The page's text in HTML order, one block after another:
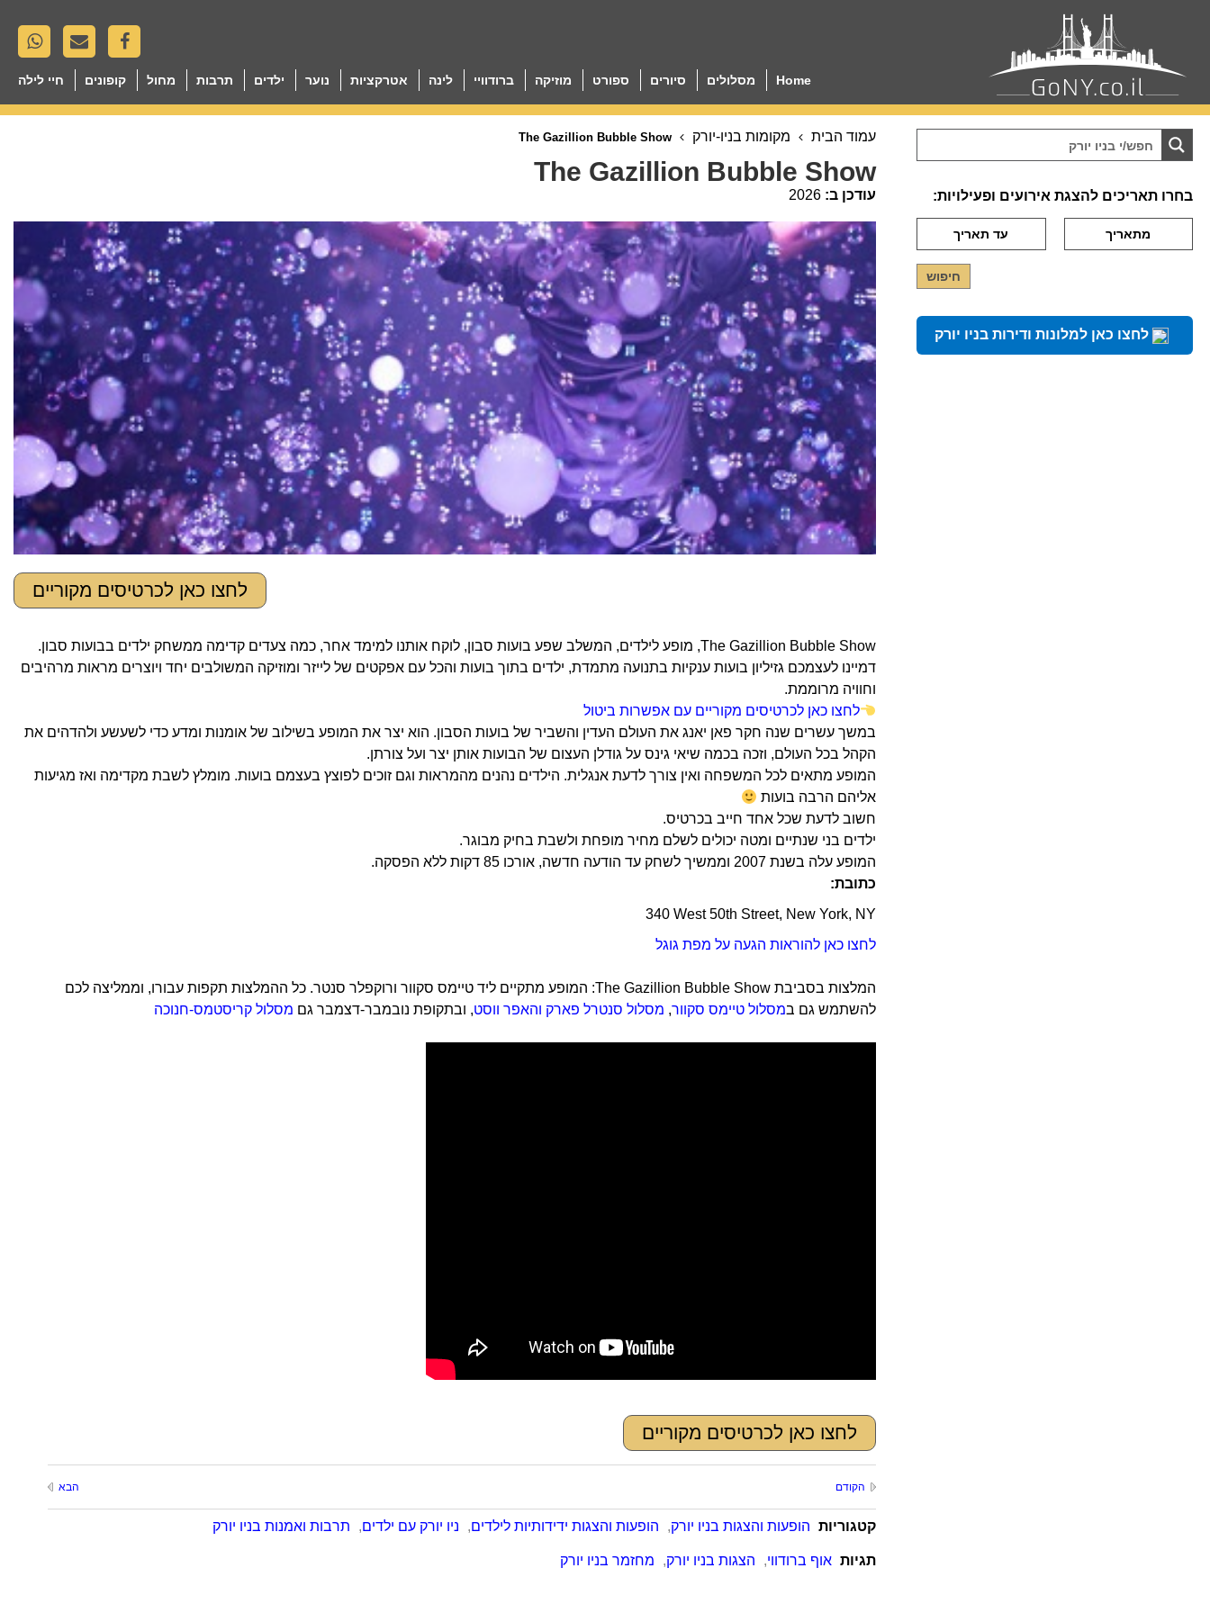
Home מסלולים סיורים ספורט מוזיקה ברודוויי לינה אטרקציות נוער ילדים תרבות מחול קופונים חיי לילה
עמוד הבית מקומות בניו-יורק
The Gazillion Bubble Show
עודכן ב: 2026
לחצו כאן לכרטיסים מקוריים
The Gazillion Bubble Show, מופע לילדים, המשלב שפע בועות סבון, לוקח אותנו למימד אחר, כמה צעדים קדימה ממשחק ילדים בבועות סבון.
דמיינו לעצמכם גזיליון בועות ענקיות בתנועה מתמדת, ילדים בתוך בועות והכל עם אפקטים של לייזר ומוזיקה המשולבים יחד ויוצרים מראות מרהיבים
וחוויה מרוממת.
לחצו כאן לכרטיסים מקוריים עם אפשרות ביטול
במשך עשרים שנה חקר פאן יאנג את העולם העדין והשביר של בועות הסבון. הוא יצר את המופע בשילוב של אומנות ומדע כדי לשעשע ולהדהים את
הקהל בכל העולם, וזכה בכמה שיאי גינס על גודלן העצום של הבועות אותן יצר ועל צורתן.
המופע מתאים לכל המשפחה ואין צורך לדעת אנגלית. הילדים נהנים מהמראות וגם זוכים לפוצץ בעצמם בועות. מומלץ לשבת מקדימה ואז מגיעות
אליהם הרבה בועות
חשוב לדעת שכל אחד חייב בכרטיס.
ילדים בני שנתיים ומטה יכולים לשלם מחיר מופחת ולשבת בחיק מבוגר.
המופע עלה בשנת 2007 וממשיך לשחק עד הודעה חדשה, אורכו 85 דקות ללא הפסקה.
כתובת:
340 West 50th Street, New York, NY
לחצו כאן להוראות הגעה על מפת גוגל
המלצות בסביבת The Gazillion Bubble Show: המופע מתקיים ליד טיימס סקוור ורוקפלר סנטר. כל ההמלצות תקפות עבורו, וממליצה לכם
להשתמש גם במסלול טיימס סקוור, מסלול סנטרל פארק והאפר ווסט, ובתקופת נובמבר-דצמבר גם מסלול קריסטמס-חנוכה
לחצו כאן לכרטיסים מקוריים
הקודם הבא
קטגוריות הופעות והצגות בניו יורק, הופעות והצגות ידידותיות לילדים, ניו יורק עם ילדים, תרבות ואמנות בניו יורק
תגיות אוף ברודווי, הצגות בניו יורק, מחזמר בניו יורק
בחרו תאריכים להצגת אירועים ופעילויות:
לחצו כאן למלונות ודירות בניו יורק